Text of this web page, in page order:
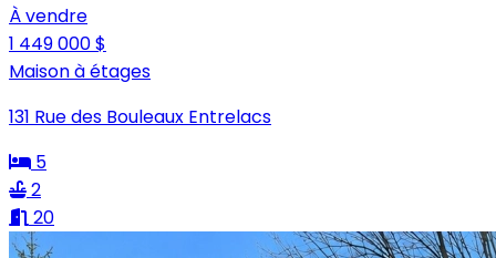
À vendre
1 449 000 $
Maison à étages
131 Rue des Bouleaux Entrelacs
5
2
20